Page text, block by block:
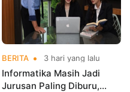
BERITA 3 hari yang lalu
Informatika Masih Jadi
Jurusan Paling Diburu,